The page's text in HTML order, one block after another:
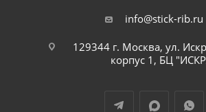
info@stick-rib.ru
129344 г. Москва, ул.
корпус 1, БЦ